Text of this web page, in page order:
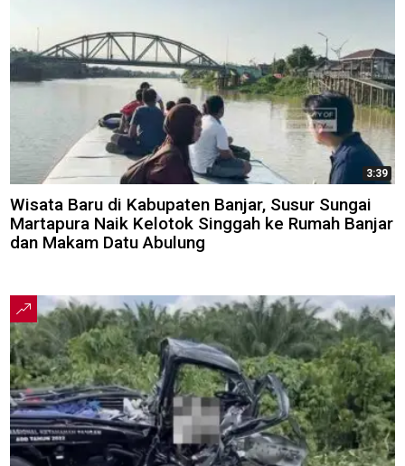
3:39
Wisata Baru di Kabupaten Banjar, Susur Sungai
Martapura Naik Kelotok Singgah ke Rumah Banjar
dan Makam Datu Abulung